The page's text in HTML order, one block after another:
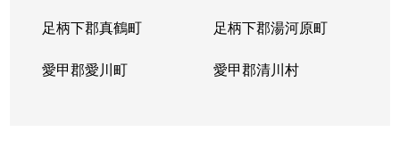
足柄下郡真鶴町 足柄下郡湯河原町
愛甲郡愛川町 愛甲郡清川村